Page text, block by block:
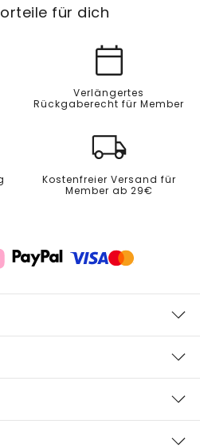
für dich
Verlängertes
Rückgaberecht für Member
Kostenfreier Versand für
Member ab 29€